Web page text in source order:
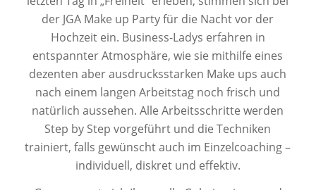
der JGA Make up Party für die Nacht vor der
Hochzeit ein. Business-Ladys erfahren in
entspannter Atmosphäre, wie sie mithilfe eines
dezenten aber ausdrucksstarken Make ups auch
nach einem langen Arbeitstag noch frisch und
natürlich aussehen. Alle Arbeitsschritte werden
Step by Step vorgeführt und die Techniken
trainiert, falls gewünscht auch im Einzelcoaching –
individuell, diskret und effektiv.